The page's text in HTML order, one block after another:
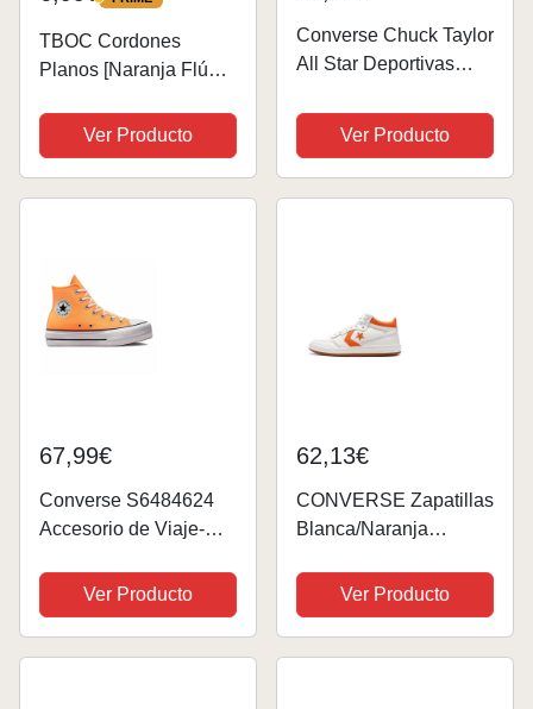
TBOC Cordones
Planos [Naranja Flúor]
Zapatos Zapatillas
Botas | Cordón Patines
Fútbol Deporte
Ver Producto
Converse Chuck Taylor
All Star Deportivas
Ver Producto
67,99€
Converse S6484624
Accesorio de Viaje-
Estándar Unisex
Adulto
Ver Producto
62,13€
CONVERSE Zapatillas
Blanca/Naranja
Ver Producto